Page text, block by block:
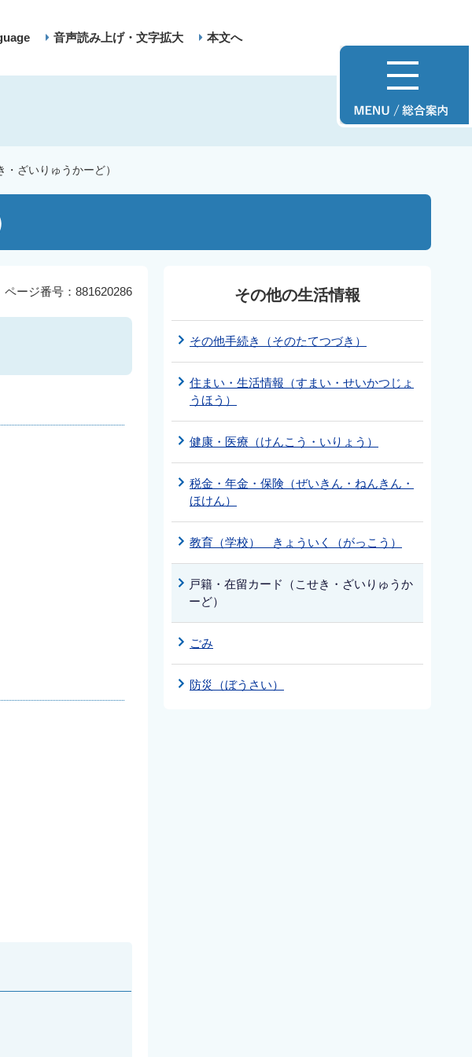
音声読み上げ・文字拡大 本文へ
ざいりゅうかーど）
ページ番号：881620286 その他の生活情報
その他手続き（そのたてつづき）
住まい・生活情報（すまい・せいかつじょ
うほう）
健康・医療（けんこう・いりょう）
税金・年金・保険（ぜいきん・ねんきん・
ほけん）
教育（学校） きょういく（がっこう）
戸籍・在留カード（こせき・ざいりゅうか
ーど）
ごみ
防災（ぼうさい）